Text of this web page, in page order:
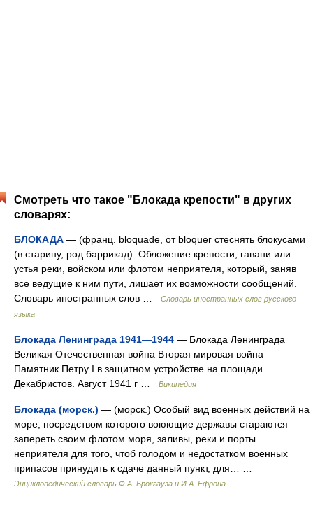
Смотреть что такое "Блокада крепости" в других
словарях:
БЛОКАДА — (франц. bloquade, от bloquer стеснять блокусами
(в старину, род баррикад). Обложение крепости, гавани или
устья реки, войском или флотом неприятеля, который, заняв
все ведущие к ним пути, лишает их возможности сообщений.
Словарь иностранных слов …
Словарь иностранных слов русского
языка
Блокада Ленинграда 1941—1944 — Блокада Ленинграда
Великая Отечественная война Вторая мировая война
Памятник Петру I в защитном устройстве на площади
Декабристов. Август 1941 г …
Википедия
Блокада (морск.) — (морск.) Особый вид военных действий на
море, посредством которого воюющие державы стараются
запереть своим флотом моря, заливы, реки и порты
неприятеля для того, чтоб голодом и недостатком военных
припасов принудить к сдаче данный пункт, для… …
Энциклопедический словарь Ф.А. Брокгауза и И.А. Ефрона